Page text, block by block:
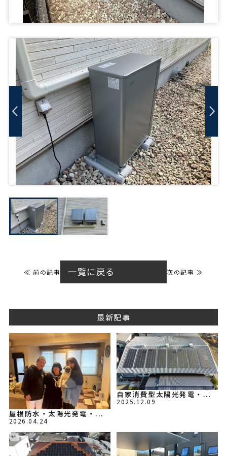
≪ 前の記事 一覧に戻る 次の記事 ≫
最新記事
屋根防水・太陽光発電・...
2026.04.24
自家消費型太陽光発電・...
2025.12.09